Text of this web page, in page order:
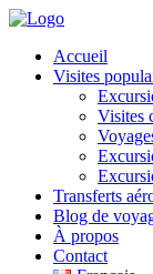
Accueil
Visites
Visites
Transferts
Blog de
À propos
Contact